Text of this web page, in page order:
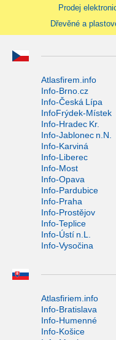
Prodej
Dřevěné a
Atlasfirem.info
Info-Brno.cz
Info-Česká Lípa
InfoFrýdek-Místek
Info-Hradec Kr.
Info-Jablonec n.N.
Info-Karviná
Info-Liberec
Info-Most
Info-Opava
Info-Pardubice
Info-Praha
Info-Prostějov
Info-Teplice
Info-Ústí n.L.
Info-Vysočina
Atlasfiriem.info
Info-Bratislava
Info-Humenné
Info-Košice